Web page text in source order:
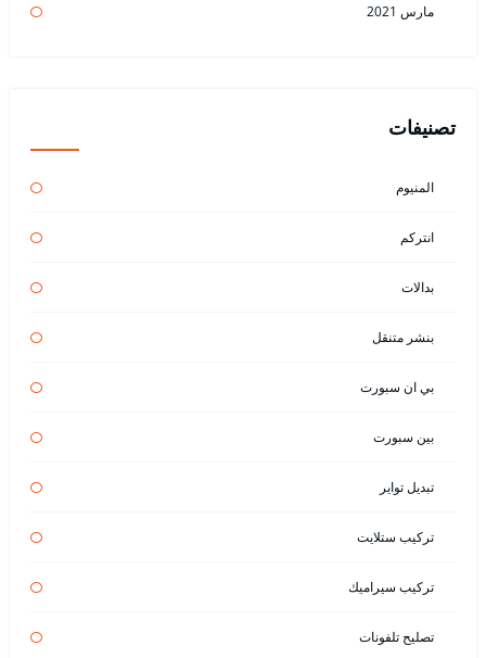
مارس 2021
تصنيفات
المنيوم
انتركم
بدالات
بنشر متنقل
بي ان سبورت
بين سبورت
تبديل تواير
تركيب ستلايت
تركيب سيراميك
تصليح تلفونات